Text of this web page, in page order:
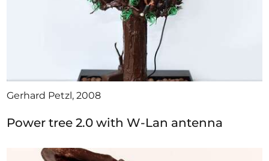
Gerhard Petzl, 2008
Power tree 2.0 with W-Lan antenna